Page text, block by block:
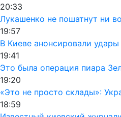
20:33
Лукашенко не пошатнут ни
19:57
В Киеве анонсировали
19:41
Это была операция пиара
19:20
«Это не просто склады»:
18:59